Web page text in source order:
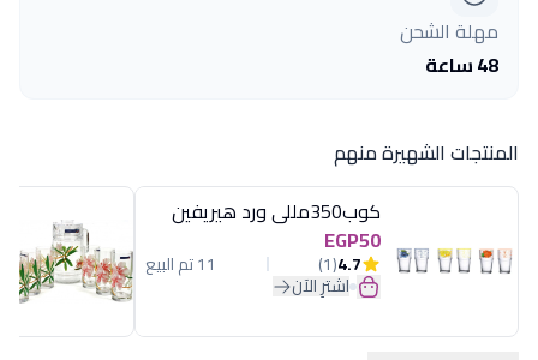
مهلة الشحن
48 ساعة
المنتجات الشهيرة منهم
كوب350مللى ورد هيريفين
EGP50
4.7
(1) 11 تم البيع
اشترِ الآن